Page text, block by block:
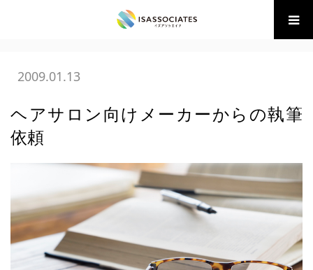
05 広告・販促の学び
ヘアサロン向けメーカ
2009.01.13
ヘアサロン向けメーカーからの執筆
依頼